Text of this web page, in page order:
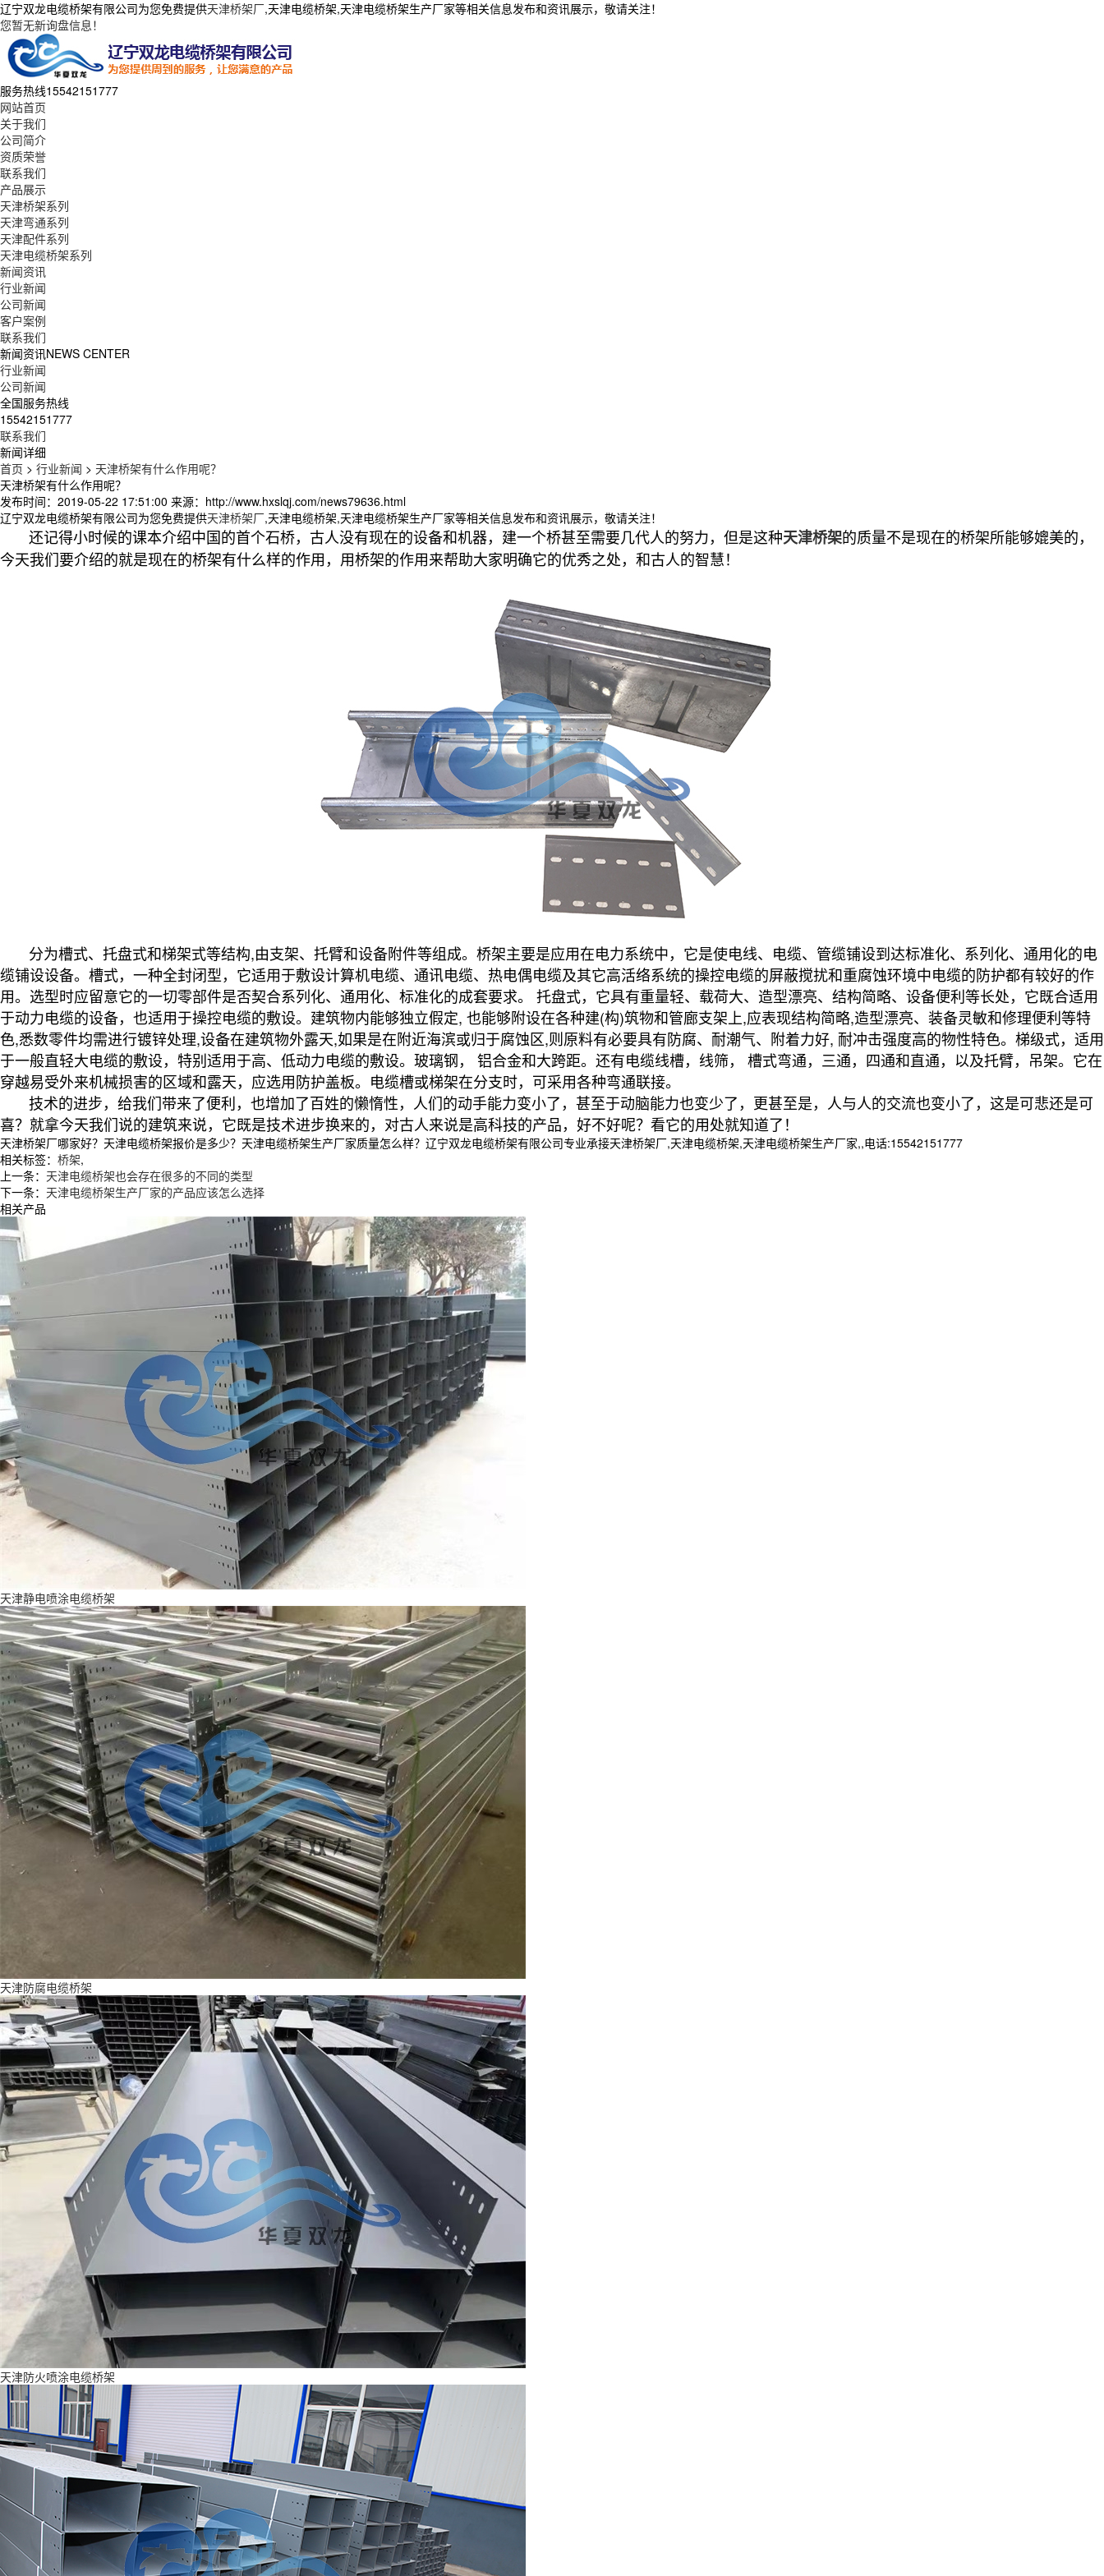
辽宁双龙电缆桥架有限公司为您免费提供天津桥架厂,天津电缆桥架,天津电缆桥架生产厂家等相关信息发布和资讯展示，敬请关注！
您暂无新询盘信息！
服务热线15542151777
网站首页
关于我们
公司简介
资质荣誉
联系我们
产品展示
天津桥架系列
天津弯通系列
天津配件系列
天津电缆桥架系列
新闻资讯
行业新闻
公司新闻
客户案例
联系我们
新闻资讯NEWS CENTER
行业新闻
公司新闻
全国服务热线
15542151777
联系我们
新闻详细
首页 > 行业新闻 > 天津桥架有什么作用呢？
天津桥架有什么作用呢？
发布时间：2019-05-22 17:51:00 来源：http://www.hxslqj.com/news79636.html
辽宁双龙电缆桥架有限公司为您免费提供天津桥架厂,天津电缆桥架,天津电缆桥架生产厂家等相关信息发布和资讯展示，敬请关注！
还记得小时候的课本介绍中国的首个石桥，古人没有现在的设备和机器，建一个桥甚至需要几代人的努力，但是这种天津桥架的质量不是现在的桥架所能够媲美的，
今天我们要介绍的就是现在的桥架有什么样的作用，用桥架的作用来帮助大家明确它的优秀之处，和古人的智慧！
分为槽式、托盘式和梯架式等结构,由支架、托臂和设备附件等组成。桥架主要是应用在电力系统中，它是使电线、电缆、管缆铺设到达标准化、系列化、通用化的电
缆铺设设备。槽式，一种全封闭型，它适用于敷设计算机电缆、通讯电缆、热电偶电缆及其它高活络系统的操控电缆的屏蔽搅扰和重腐蚀环境中电缆的防护都有较好的作
用。选型时应留意它的一切零部件是否契合系列化、通用化、标准化的成套要求。 托盘式，它具有重量轻、载荷大、造型漂亮、结构简略、设备便利等长处，它既合适用
于动力电缆的设备，也适用于操控电缆的敷设。建筑物内能够独立假定, 也能够附设在各种建(构)筑物和管廊支架上,应表现结构简略,造型漂亮、装备灵敏和修理便利等特
色,悉数零件均需进行镀锌处理,设备在建筑物外露天,如果是在附近海滨或归于腐蚀区,则原料有必要具有防腐、耐潮气、附着力好, 耐冲击强度高的物性特色。梯级式，适用
于一般直轻大电缆的敷设，特别适用于高、低动力电缆的敷设。玻璃钢， 铝合金和大跨距。还有电缆线槽，线筛， 槽式弯通，三通，四通和直通，以及托臂，吊架。它在
穿越易受外来机械损害的区域和露天，应选用防护盖板。电缆槽或梯架在分支时，可采用各种弯通联接。
技术的进步，给我们带来了便利，也增加了百姓的懒惰性，人们的动手能力变小了，甚至于动脑能力也变少了，更甚至是，人与人的交流也变小了，这是可悲还是可
喜？就拿今天我们说的建筑来说，它既是技术进步换来的，对古人来说是高科技的产品，好不好呢？看它的用处就知道了！
天津桥架厂哪家好？天津电缆桥架报价是多少？天津电缆桥架生产厂家质量怎么样？辽宁双龙电缆桥架有限公司专业承接天津桥架厂,天津电缆桥架,天津电缆桥架生产厂家,,电话:15542151777
相关标签： 桥架,
上一条： 天津电缆桥架也会存在很多的不同的类型
下一条： 天津电缆桥架生产厂家的产品应该怎么选择
相关产品
天津静电喷涂电缆桥架
天津防腐电缆桥架
天津防火喷涂电缆桥架